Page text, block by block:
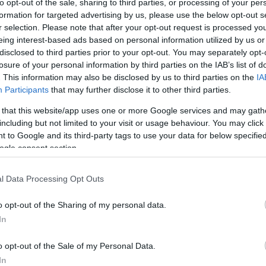
opt-out of the sale, sharing to third parties, or processing of your
for targeted advertising by us, please use the below opt-out
selection. Please note that after your opt-out request is processed
interest-based ads based on personal information utilized by us
to third parties prior to your opt-out. You may separately
of your personal information by third parties on the IAB’s list of
This information may also be disclosed by us to third parties on the
Participants that may further disclose it to other third parties.
that this website/app uses one or more Google services and may
but not limited to your visit or usage behaviour. You may
to Google and its third-party tags to use your data for below
consent section.
Data Processing Opt Outs
opt-out of the Sharing of my personal data.
opt-out of the Sale of my Personal Data.
Link másolása
lévő betegeket is hazaküldtek a
az érintettek az RTL Híradónak.
kell felszabadítani, hogy - szükség
betegeket. Az országos
forgatókönyvre készülnek.